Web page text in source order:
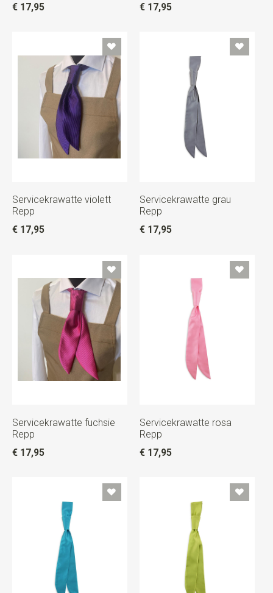
€ 17,95
€ 17,95
Servicekrawatte violett
Repp
€ 17,95
Servicekrawatte grau
Repp
€ 17,95
Servicekrawatte fuchsie
Repp
€ 17,95
Servicekrawatte rosa
Repp
€ 17,95